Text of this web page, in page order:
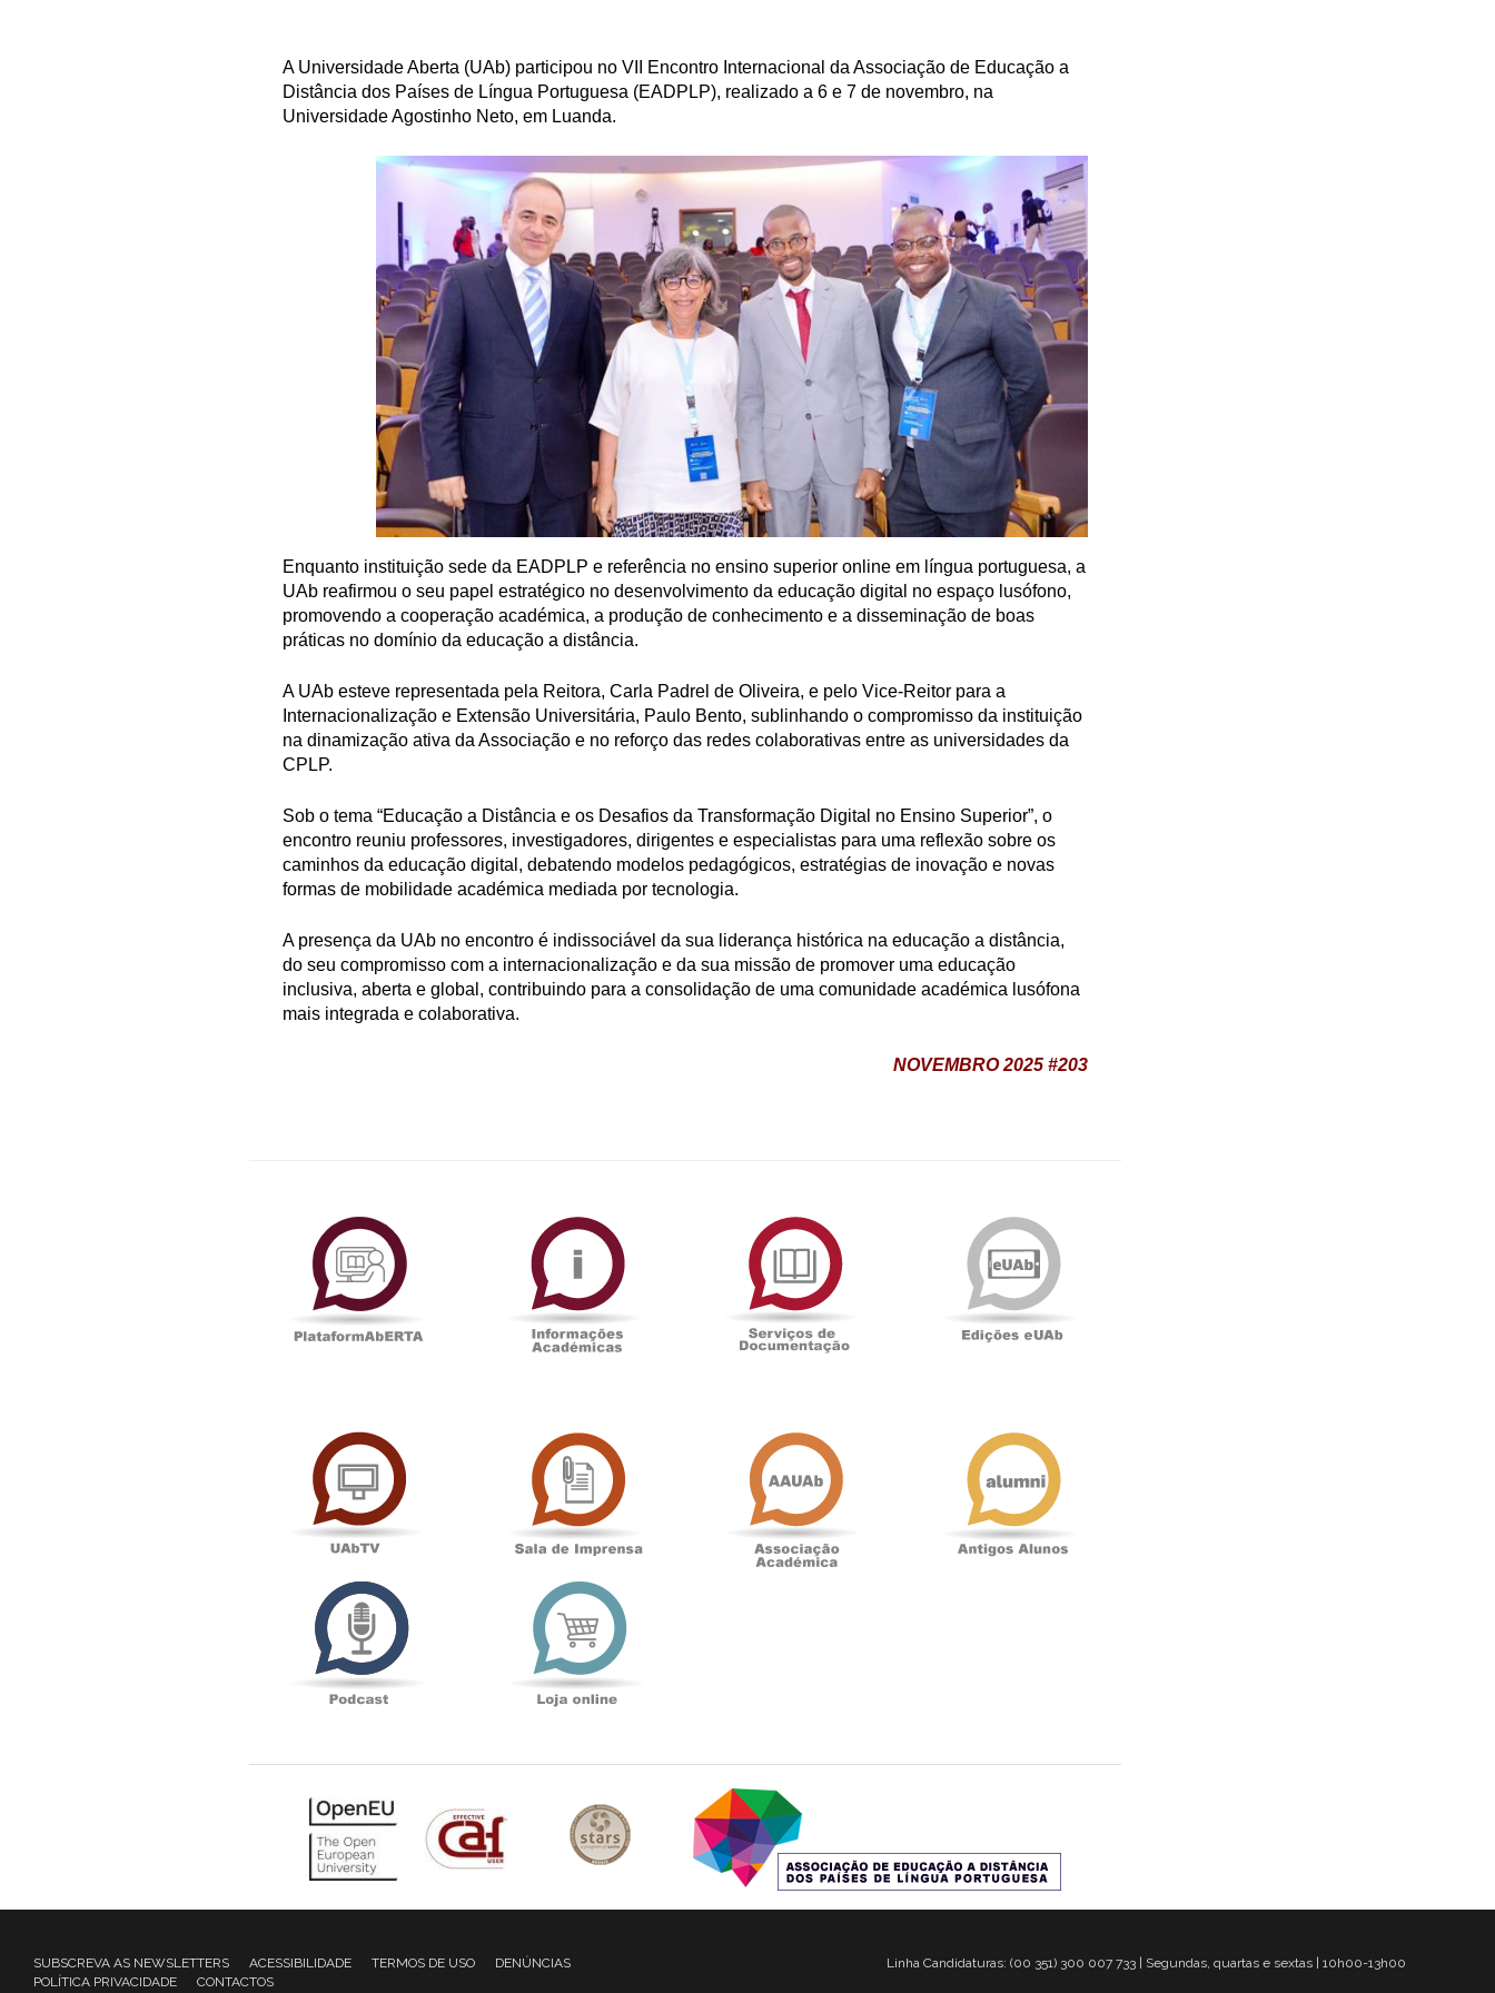
A Universidade Aberta (UAb) participou no VII Encontro Internacional da Associação de Educação a
Distância dos Países de Língua Portuguesa (EADPLP), realizado a 6 e 7 de novembro, na
Universidade Agostinho Neto, em Luanda.
Enquanto instituição sede da EADPLP e referência no ensino superior online em língua portuguesa, a
UAb reafirmou o seu papel estratégico no desenvolvimento da educação digital no espaço lusófono,
promovendo a cooperação académica, a produção de conhecimento e a disseminação de boas
práticas no domínio da educação a distância.
A UAb esteve representada pela Reitora, Carla Padrel de Oliveira, e pelo Vice-Reitor para a
Internacionalização e Extensão Universitária, Paulo Bento, sublinhando o compromisso da instituição
na dinamização ativa da Associação e no reforço das redes colaborativas entre as universidades da
CPLP.
Sob o tema “Educação a Distância e os Desafios da Transformação Digital no Ensino Superior”, o
encontro reuniu professores, investigadores, dirigentes e especialistas para uma reflexão sobre os
caminhos da educação digital, debatendo modelos pedagógicos, estratégias de inovação e novas
formas de mobilidade académica mediada por tecnologia.
A presença da UAb no encontro é indissociável da sua liderança histórica na educação a distância,
do seu compromisso com a internacionalização e da sua missão de promover uma educação
inclusiva, aberta e global, contribuindo para a consolidação de uma comunidade académica lusófona
mais integrada e colaborativa.
NOVEMBRO 2025 #203
PlataformAberta
Académicas
Documentação
SUBSCREVA AS NEWSLETTERS ACESSIBILIDADE TERMOS DE USO
DENÚNCIAS
POLÍTICA PRIVACIDADE
CONTACTOS
Linha Candidaturas: (00 351) 300 007 733 | Segundas, quartas e sextas | 10h00-13h00